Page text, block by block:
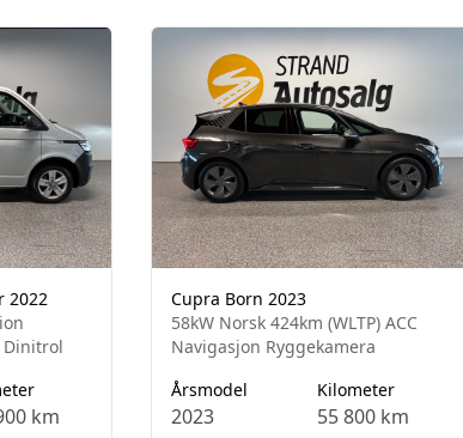
2022
Dinitrol
km
Cupra Born 2023
58kW Norsk 424km (WLTP) ACC
Navigasjon Ryggekamera
Årsmodel
2023
Kilometer
55 800 km